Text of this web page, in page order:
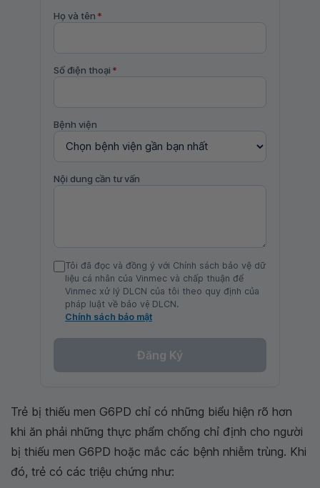
Họ và tên *
Số điện thoại *
Bệnh viện
Nội dung cần tư vấn
Tôi đã đọc và đồng ý với Chính sách bảo vệ dữ
liệu cá nhân của Vinmec và chấp thuận để
Vinmec xử lý DLCN của tôi theo quy định của
pháp luật về bảo vệ DLCN.
Chính sách bảo mật
Đăng Ký
Trẻ bị thiếu men G6PD chỉ có những biểu hiện rõ hơn
khi ăn phải những thực phẩm chống chỉ định cho người
bị thiếu men G6PD hoặc mắc các bệnh nhiễm trùng. Khi
đó, trẻ có các triệu chứng như: